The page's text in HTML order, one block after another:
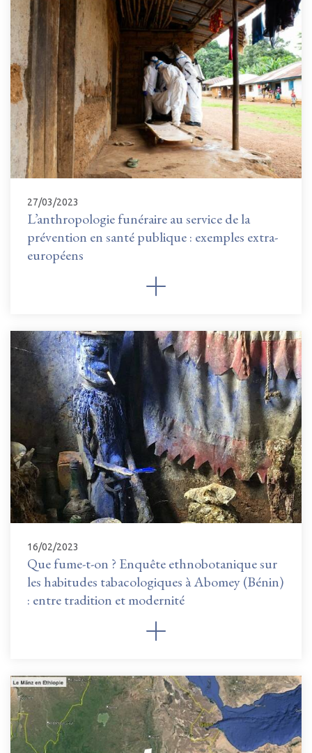
27/03/2023
L’anthropologie funéraire au service de la
prévention en santé publique : exemples extra-
européens
16/02/2023
Que fume-t-on ? Enquête ethnobotanique sur
les habitudes tabacologiques à Abomey (Bénin)
: entre tradition et modernité